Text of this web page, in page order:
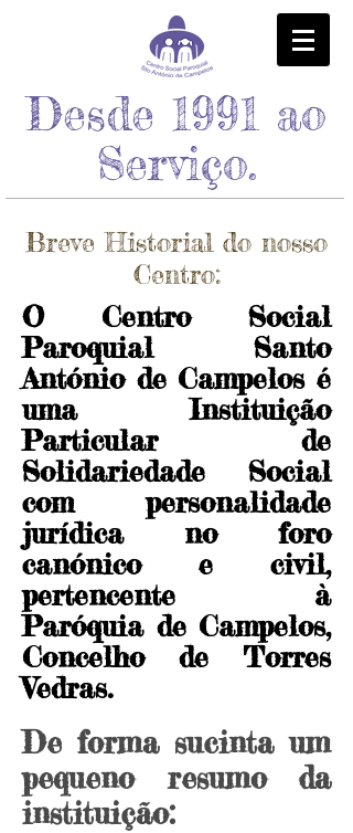
Desde 1991 ao
Serviço.
Breve Historial do nosso
Centro:
O Centro Social
Paroquial Santo
António de Campelos é
uma Instituição
Particular de
Solidariedade Social
com personalidade
jurídica no foro
canónico e civil,
pertencente à
Paróquia de Campelos,
Concelho de Torres
Vedras.
De forma sucinta um
pequeno resumo da
instituição: